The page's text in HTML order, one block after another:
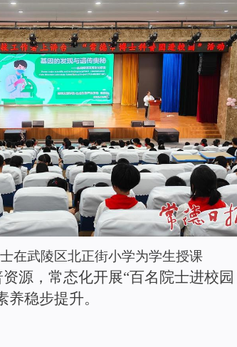
在武陵区北正街小学为学生授课
源，常态化开展“百名院士进校园
养稳步提升。